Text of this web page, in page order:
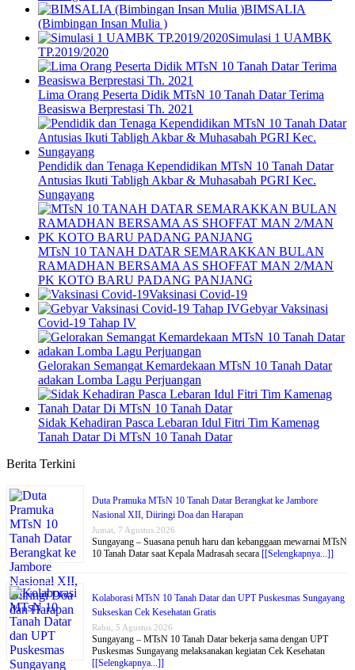
BIMSALIA
(Bimbingan Insan Mulia )
Simulasi 1 UAMBK
TP.2019/2020
Lima Orang Peserta Didik MTsN 10 Tanah Datar Terima
Beasiswa Berprestasi Th. 2021
Pendidik dan Tenaga Kependidikan MTsN 10 Tanah Datar
Antusias Ikuti Tabligh Akbar & Muhasabah PGRI Kec.
Sungayang
MTsN 10 TANAH DATAR SEMARAKKAN BULAN
RAMADHAN BERSAMA AS SHOFFAT MAN 2/MAN
PK KOTO BARU PADANG PANJANG
Vaksinasi Covid-19
Gebyar Vaksinasi
Covid-19 Tahap IV
Gelorakan Semangat Kemardekaan MTsN 10 Tanah Datar
adakan Lomba Lagu Perjuangan
Sidak Kehadiran Pasca Lebaran Idul Fitri Tim Kamenag
Tanah Datar Di MTsN 10 Tanah Datar
Berita Terkini
Duta Pramuka MTsN 10 Tanah Datar Berangkat ke Jambore
Nasional XII, Diiringi Doa dan Harapan
Jumat, 7 Agustus 2026
Sungayang – Suasana penuh haru dan kebanggaan mewarnai MTsN
10 Tanah Datar saat Kepala Madrasah secara [[Selengkapnya...]]
Kolaborasi MTsN 10 Tanah Datar dan UPT Puskesmas Sungayang
Sukseskan Cek Kesehatan Gratis
Rabu, 5 Agustus 2026
Sungayang – MTsN 10 Tanah Datar bekerja sama dengan UPT
Puskesmas Sungayang melaksanakan kegiatan Cek Kesehatan
[[Selengkapnya...]]